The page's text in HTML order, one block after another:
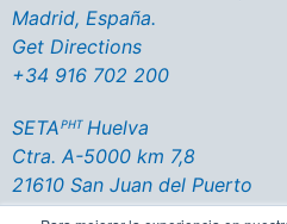
Madrid, España.
Get Directions
+34 916 702 200
SETAᴾᴴᵀ Huelva
Ctra. A-5000 km 7,8
21610 San Juan del Puerto
Huelva - España